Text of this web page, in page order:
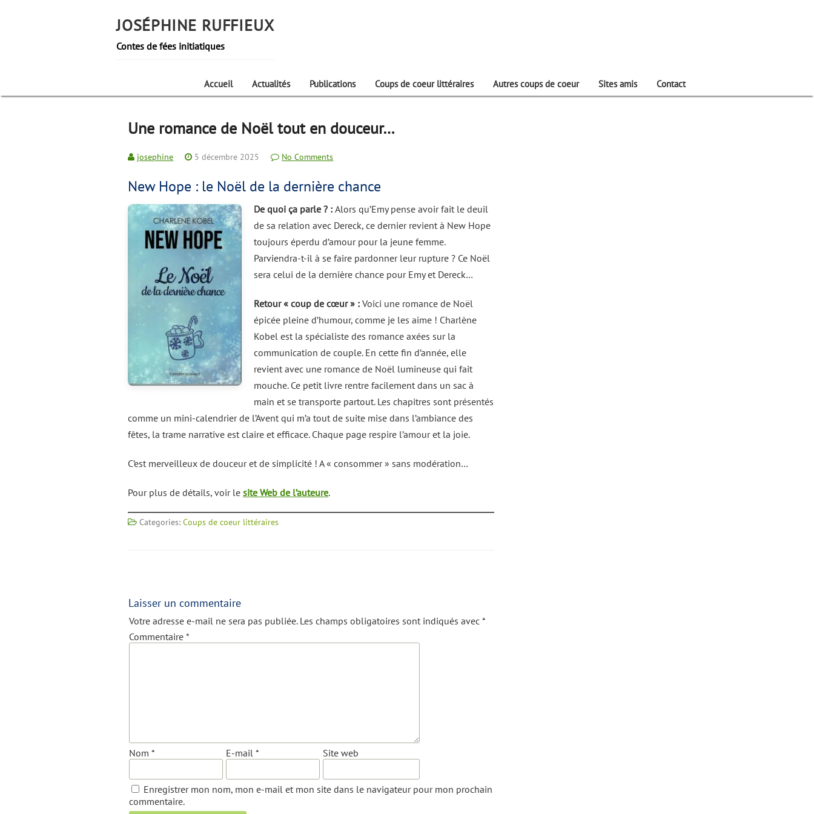
JOSÉPHINE RUFFIEUX
Contes de fées initiatiques
Accueil Actualités Publications Coups de coeur littéraires Autres coups de coeur Sites amis Contact
Une romance de Noël tout en douceur…
josephine 5 décembre 2025 No Comments
New Hope : le Noël de la dernière chance
De quoi ça parle ? :Alors qu’Emy pense avoir fait le deuil
de sa relation avec Dereck, ce dernier revient à New Hope
toujours éperdu d’amour pour la jeune femme.
Parviendra-t-il à se faire pardonner leur rupture ? Ce Noël
sera celui de la dernière chance pour Emy et Dereck…
Retour « coup de cœur » :Voici une romance de Noël
épicée pleine d’humour, comme je les aime ! Charlène
Kobel est la spécialiste des romance axées sur la
communication de couple. En cette fin d’année, elle
revient avec une romance de Noël lumineuse qui fait
mouche. Ce petit livre rentre facilement dans un sac à
main et se transporte partout. Les chapitres sont présentés
comme un mini-calendrier de l’Avent qui m’a tout de suite mise dans l’ambiance des
fêtes, la trame narrative est claire et efficace. Chaque page respire l’amour et la joie.
C’est merveilleux de douceur et de simplicité ! A « consommer » sans modération…
Pour plus de détails, voir lesite Web de l’auteure.
Categories:Coups de coeur littéraires
Laisser un commentaire
Votre adresse e-mail ne sera pas publiée. Les champs obligatoires sont indiqués avec*
Commentaire*
Nom* E-mail* Site web
Enregistrer mon nom, mon e-mail et mon site dans le navigateur pour mon prochain
commentaire.